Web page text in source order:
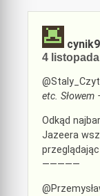
cynik9
4
etc.
Odkąd
Jazeera
—————